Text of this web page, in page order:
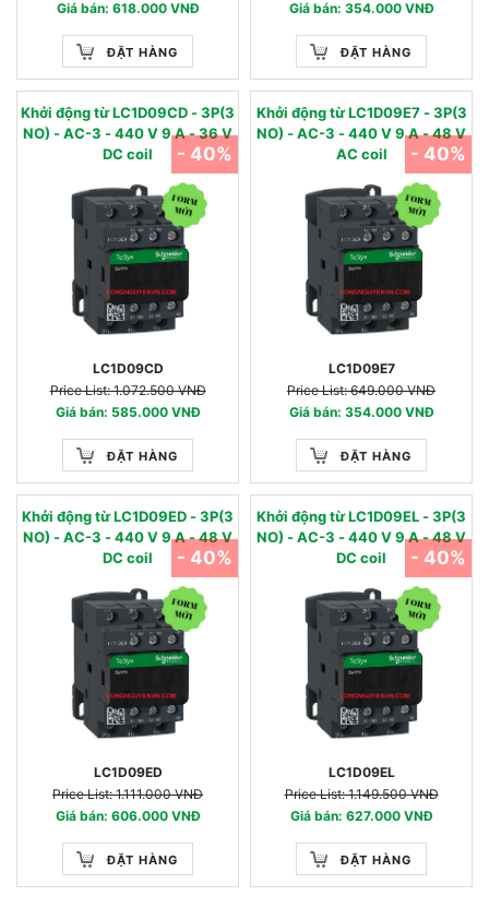
Giá bán: 618.000 VNĐ
ĐẶT HÀNG
Giá bán: 354.000 VNĐ
ĐẶT HÀNG
Khởi động từ LC1D09CD - 3P(3
NO) - AC-3 - 440 V 9 A - 36 V
DC coil
LC1D09CD
Price List: 1.072.500 VNĐ
Giá bán: 585.000 VNĐ
ĐẶT HÀNG
- 40%
Khởi động từ LC1D09E7 - 3P(3
NO) - AC-3 - 440 V 9 A - 48 V
AC coil
LC1D09E7
Price List: 649.000 VNĐ
Giá bán: 354.000 VNĐ
ĐẶT HÀNG
- 40%
Khởi động từ LC1D09ED - 3P(3
NO) - AC-3 - 440 V 9 A - 48 V
DC coil
LC1D09ED
Price List: 1.111.000 VNĐ
Giá bán: 606.000 VNĐ
ĐẶT HÀNG
- 40%
Khởi động từ LC1D09EL - 3P(3
NO) - AC-3 - 440 V 9 A - 48 V
DC coil
LC1D09EL
Price List: 1.149.500 VNĐ
Giá bán: 627.000 VNĐ
ĐẶT HÀNG
- 40%